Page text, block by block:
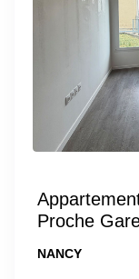
Proche
NANCY